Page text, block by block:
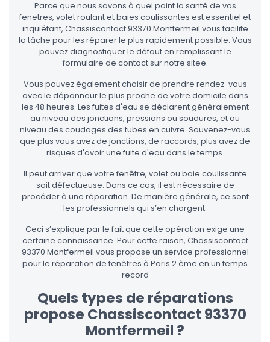
Parce que nous savons à quel point la santé de vos
fenetres, volet roulant et baies coulissantes est essentiel et
inquiétant, Chassiscontact 93370 Montfermeil vous facilite
la tâche pour les réparer le plus rapidement possible. Vous
pouvez diagnostiquer le défaut en remplissant le
formulaire de contact sur notre sitee.
Vous pouvez également choisir de prendre rendez-vous
avec le dépanneur le plus proche de votre domicile dans
les 48 heures. Les fuites d'eau se déclarent généralement
au niveau des jonctions, pressions ou soudures, et au
niveau des coudages des tubes en cuivre. Souvenez-vous
que plus vous avez de jonctions, de raccords, plus avez de
risques d'avoir une fuite d'eau dans le temps.
Il peut arriver que votre fenêtre, volet ou baie coulissante
soit défectueuse. Dans ce cas, il est nécessaire de
procéder à une réparation. De manière générale, ce sont
les professionnels qui s’en chargent.
Ceci s’explique par le fait que cette opération exige une
certaine connaissance. Pour cette raison, Chassiscontact
93370 Montfermeil vous propose un service professionnel
pour le réparation de fenêtres à Paris 2 ème en un temps
record
Quels types de réparations
propose Chassiscontact 93370
Montfermeil ?